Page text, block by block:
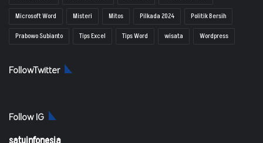
Microsoft Word
Misteri Mitos Pilkada 2024
Politik Bersih
Prabowo Subianto
Tips Excel Tips Word wisata Wordpress
FollowTwitter
Follow IG